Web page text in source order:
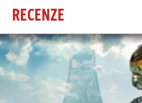
RECENZE